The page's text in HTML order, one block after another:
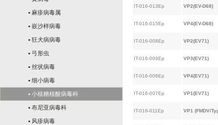
▪ 麻疹病毒属
▪ 嵌沙样病毒
▪ 狂犬病病毒
▪ 弓形虫
▪ 丝状病毒
▪ 细小病毒
▪ 小核糖核酸病毒科
▪ 布尼亚病毒科
▪ 风疹病毒
IT-016-013Ep VP2(EV-D68)
IT-016-015Ep VP4(EV-D68)
IT-016-008Ep VP2(EV71)
IT-016-009Ep VP3(EV71)
IT-016-006Ep VP4(EV71)
IT-016-007Ep VP1(EV71)
IT-016-011Ep VP1 (FMDV/